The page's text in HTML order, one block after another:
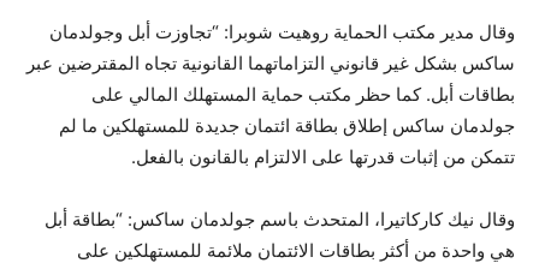
وقال مدير مكتب الحماية روهيت شوبرا: “تجاوزت أبل وجولدمان
ساكس بشكل غير قانوني التزاماتهما القانونية تجاه المقترضين عبر
بطاقات أبل. كما حظر مكتب حماية المستهلك المالي على
جولدمان ساكس إطلاق بطاقة ائتمان جديدة للمستهلكين ما لم
تتمكن من إثبات قدرتها على الالتزام بالقانون بالفعل.
وقال نيك كاركاتيرا، المتحدث باسم جولدمان ساكس: “بطاقة أبل
هي واحدة من أكثر بطاقات الائتمان ملائمة للمستهلكين على